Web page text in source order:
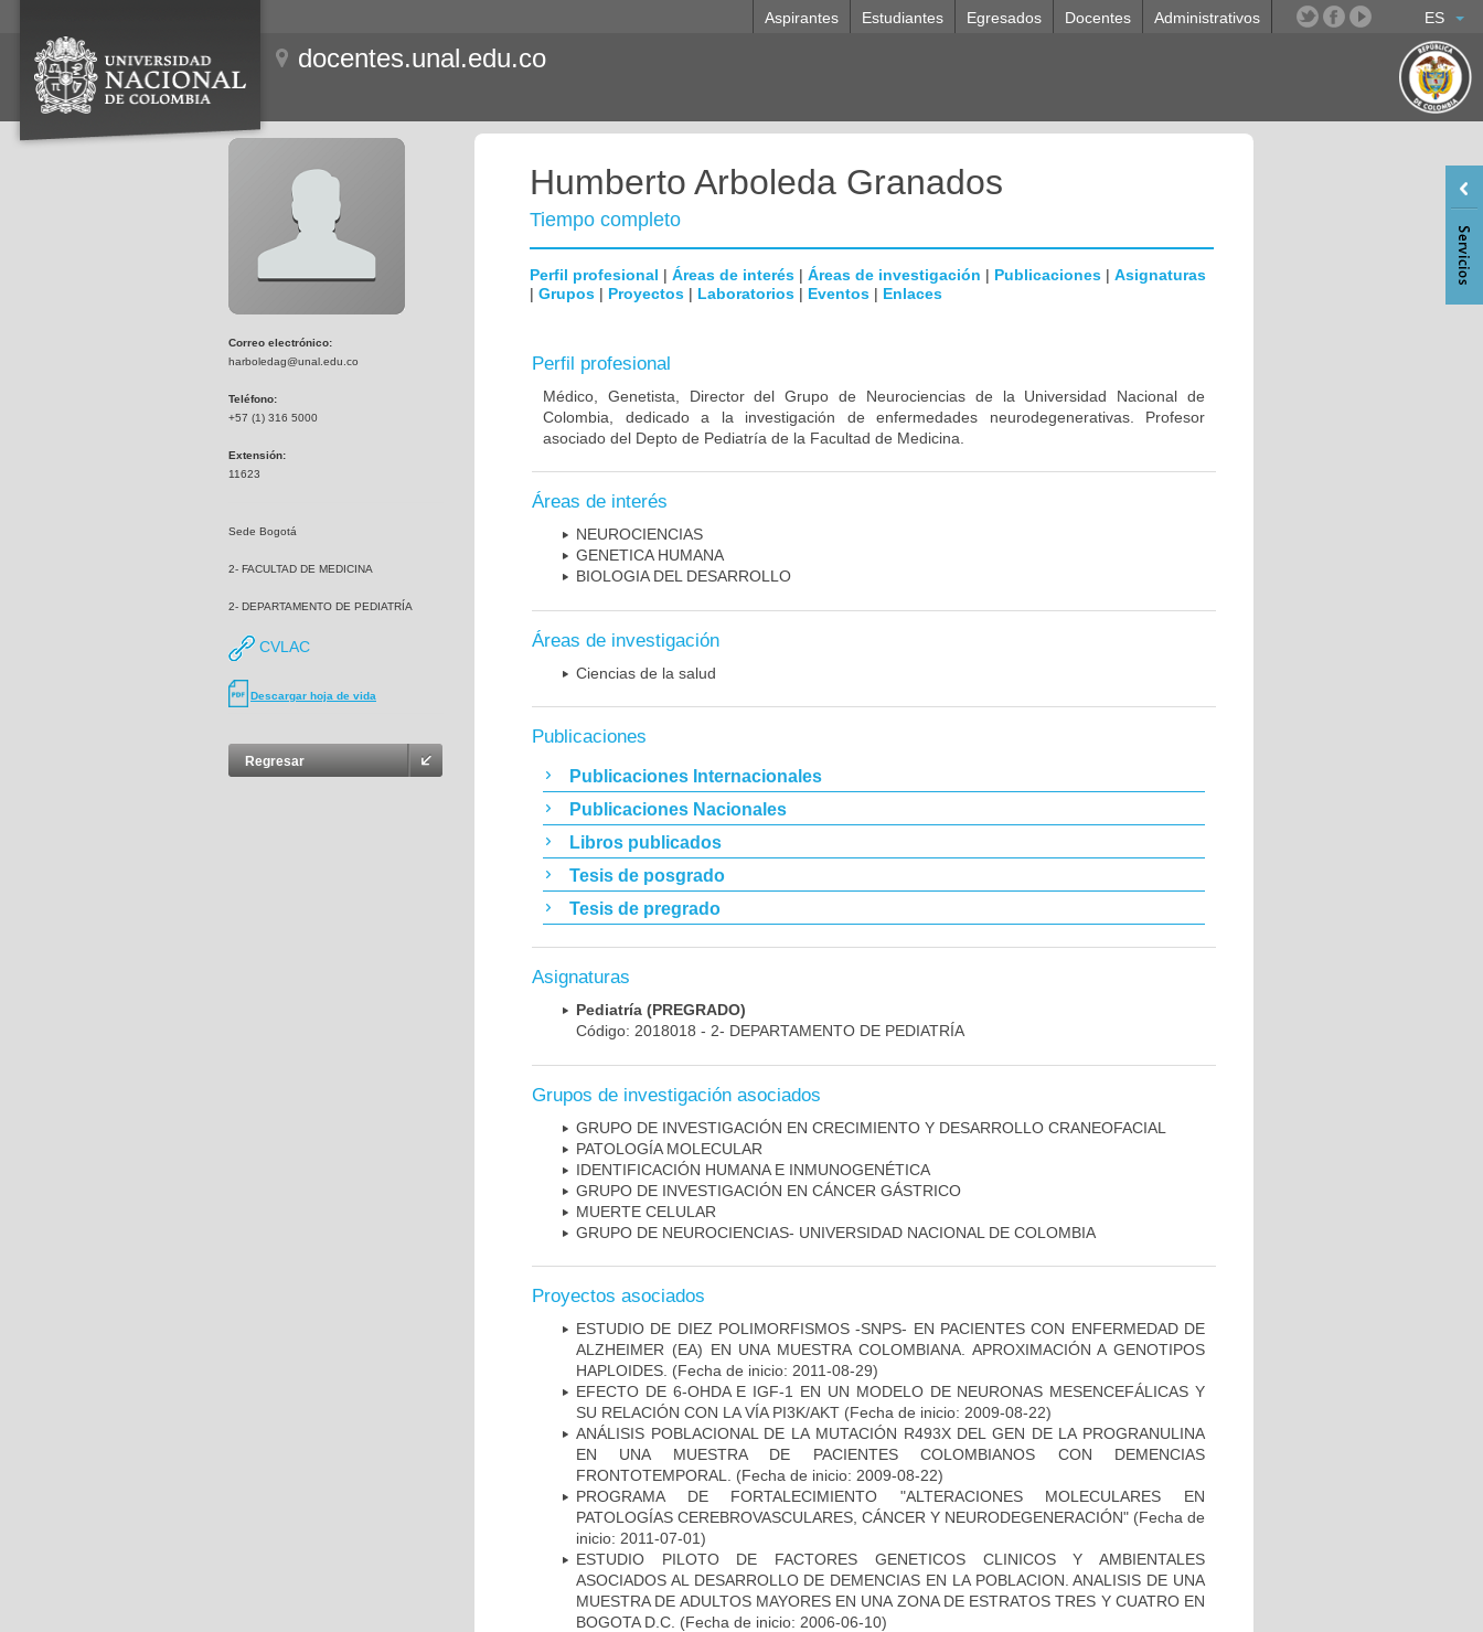
ES
Aspirantes Estudiantes Egresados Docentes Administrativos
docentes.unal.edu.co
Correo electrónico:
harboledag@unal.edu.co
Teléfono:
+57 (1) 316 5000
Extensión:
11623
Sede Bogotá
2- FACULTAD DE MEDICINA
2- DEPARTAMENTO DE PEDIATRÍA
CVLAC
Descargar hoja de vida
Regresar
Humberto Arboleda Granados
Tiempo completo
Perfil profesional | Áreas de interés | Áreas de investigación | Publicaciones | Asignaturas
| Grupos | Proyectos | Laboratorios | Eventos | Enlaces
Perfil profesional
Médico, Genetista, Director del Grupo de Neurociencias de la Universidad Nacional de
Colombia, dedicado a la investigación de enfermedades neurodegenerativas. Profesor
asociado del Depto de Pediatría de la Facultad de Medicina.
Áreas de interés
NEUROCIENCIAS
GENETICA HUMANA
BIOLOGIA DEL DESARROLLO
Áreas de investigación
Ciencias de la salud
Publicaciones
Publicaciones Internacionales
Publicaciones Nacionales
Libros publicados
Tesis de posgrado
Tesis de pregrado
Asignaturas
Pediatría (PREGRADO)
Código: 2018018 - 2- DEPARTAMENTO DE PEDIATRÍA
Grupos de investigación asociados
GRUPO DE INVESTIGACIÓN EN CRECIMIENTO Y DESARROLLO CRANEOFACIAL
PATOLOGÍA MOLECULAR
IDENTIFICACIÓN HUMANA E INMUNOGENÉTICA
GRUPO DE INVESTIGACIÓN EN CÁNCER GÁSTRICO
MUERTE CELULAR
GRUPO DE NEUROCIENCIAS- UNIVERSIDAD NACIONAL DE COLOMBIA
Proyectos asociados
ESTUDIO DE DIEZ POLIMORFISMOS -SNPS- EN PACIENTES CON ENFERMEDAD DE
ALZHEIMER (EA) EN UNA MUESTRA COLOMBIANA. APROXIMACIÓN A GENOTIPOS
HAPLOIDES. (Fecha de inicio: 2011-08-29)
EFECTO DE 6-OHDA E IGF-1 EN UN MODELO DE NEURONAS MESENCEFÁLICAS Y
SU RELACIÓN CON LA VÍA PI3K/AKT (Fecha de inicio: 2009-08-22)
ANÁLISIS POBLACIONAL DE LA MUTACIÓN R493X DEL GEN DE LA PROGRANULINA
EN UNA MUESTRA DE PACIENTES COLOMBIANOS CON DEMENCIAS
FRONTOTEMPORAL.
(Fecha de inicio: 2009-08-22)
PROGRAMA DE FORTALECIMIENTO "ALTERACIONES MOLECULARES EN
PATOLOGÍAS CEREBROVASCULARES, CÁNCER Y NEURODEGENERACIÓN" (Fecha de
inicio: 2011-07-01)
ESTUDIO PILOTO DE FACTORES GENETICOS CLINICOS Y AMBIENTALES
ASOCIADOS AL DESARROLLO DE DEMENCIAS EN LA POBLACION. ANALISIS DE UNA
MUESTRA DE ADULTOS MAYORES EN UNA ZONA DE ESTRATOS TRES Y CUATRO EN
BOGOTA D.C. (Fecha de inicio: 2006-06-10)